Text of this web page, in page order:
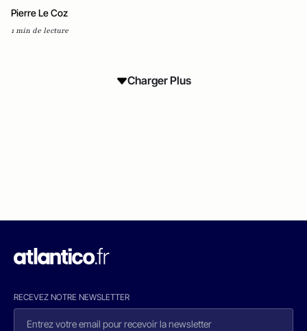
Pierre Le Coz
1 min de lecture
Charger Plus
RECEVEZ NOTRE NEWSLETTER